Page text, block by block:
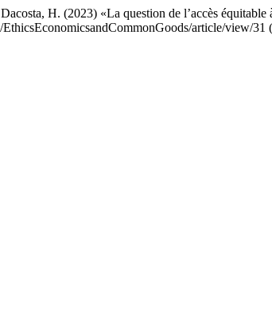
H. (2023) «La question de l’accès équitable
article/view/31